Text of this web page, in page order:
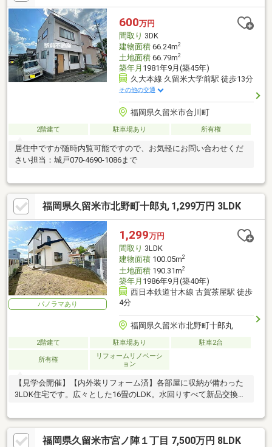
600万円
間取り 3DK
建物面積66.24m2
土地面積66.79m2
築年月 1981年9月(築45年)
久大本線 久留米大学前駅 徒歩13分
その他の交通
福岡県久留米市合川町
2階建て 駐車場あり 所有権
居住中ですが随時内覧可能ですので、お気軽にお問い合わせくだ
さい担当：城戸070-4690-1086まで
福岡県久留米市北野町十郎丸 1,299万円 3LDK
パノラマあり
1,299万円
間取り 3LDK
建物面積100.05m2
土地面積190.31m2
築年月 1986年9月(築40年)
西日本鉄道甘木線 古賀茶屋駅 徒歩
4分
福岡県久留米市北野町十郎丸
2階建て 駐車場あり 駐車2台
所有権
リフォームリノベーシ
ョン
【見学会開催】【内外装リフォーム済】各部屋に収納が備わった
3LDK住宅です。広々とした16畳のLDK。水回りすべて新品交換済
福岡県久留米市宮ノ陣１丁目 7,500万円 8LDK